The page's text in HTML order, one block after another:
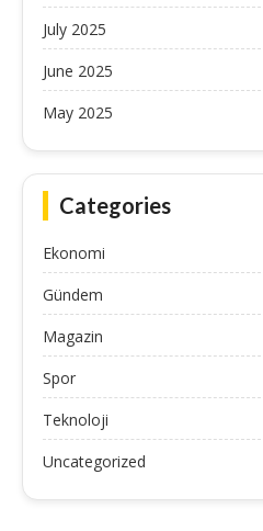
July 2025
June 2025
May 2025
Categories
Ekonomi
Gündem
Magazin
Spor
Teknoloji
Uncategorized